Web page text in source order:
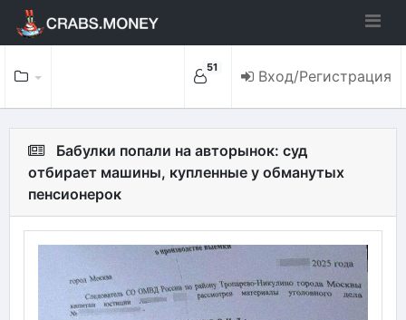
51 Вход/Регистрация
Бабулки попали на авторынок: суд
отбирает машины, купленные у обманутых
пенсионерок